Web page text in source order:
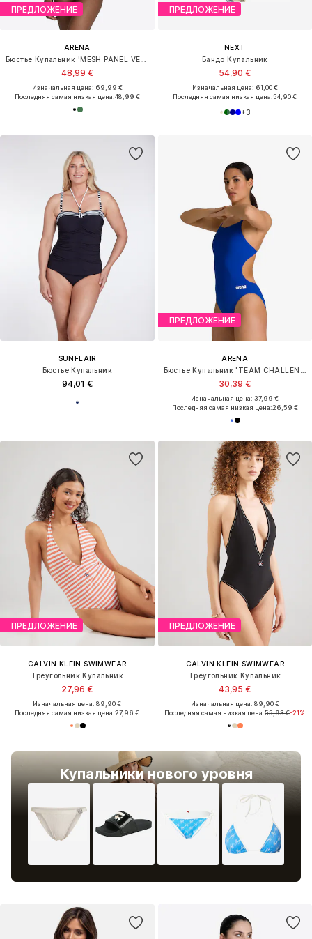
ПРЕДЛОЖЕНИЕ
ARENA
48,99 €
Изначальная цена: 69,99 €
Последняя самая низкая цена:48,99 €
ПРЕДЛОЖЕНИЕ
NEXT
Бандо Купальник
54,90 €
Изначальная цена: 61,00 €
Последняя самая низкая цена:54,90 €
+3
SUNFLAIR
Бюстье Купальник
94,01 €
ПРЕДЛОЖЕНИЕ
ARENA
30,39 €
Изначальная цена: 37,99 €
Последняя самая низкая цена:26,59 €
ПРЕДЛОЖЕНИЕ
CALVIN KLEIN SWIMWEAR
Треугольник Купальник
27,96 €
Изначальная цена: 89,90 €
Последняя самая низкая цена:27,96 €
Купальники нового уровня
ПРЕДЛОЖЕНИЕ
CALVIN KLEIN SWIMWEAR
Треугольник Купальник
43,95 €
Изначальная цена: 89,90 €
Последняя самая низкая цена:55,93 €-21%